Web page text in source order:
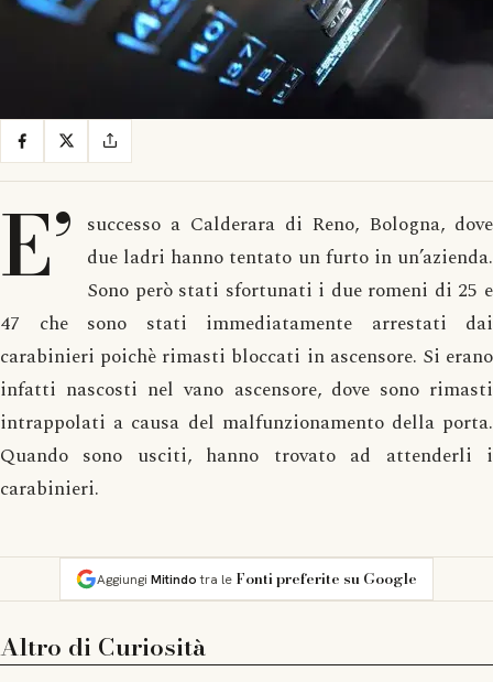
E’ successo a Calderara di Reno, Bologna, dove
due ladri hanno tentato un furto in un’azienda.
Sono però stati sfortunati i due romeni di 25 e
47 che sono stati immediatamente arrestati dai
carabinieri poichè rimasti bloccati in ascensore. Si erano
infatti nascosti nel vano ascensore, dove sono rimasti
intrappolati a causa del malfunzionamento della porta.
Quando sono usciti, hanno trovato ad attenderli i
carabinieri.
Aggiungi Mitindotra le Fonti preferite su Google
Altro di Curiosità